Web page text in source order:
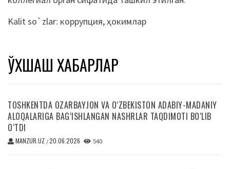
Kalit so`zlar: коррупция,ҳокимлар
ЎХШАШ ХАБАРЛАР
TOSHKENTDA OZARBAYJON VA O‘ZBEKISTON ADABIY-MADANIY
ALOQALARIGA BAG‘ISHLANGAN NASHRLAR TAQDIMOTI BO‘LIB
O‘TDI
MANZUR.UZ /20.06.2026 540